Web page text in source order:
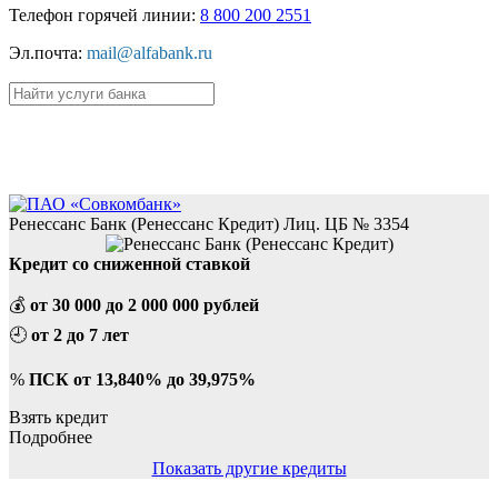
Телефон горячей линии: 8 800 200 2551
Эл.почта: mail@alfabank.ru
Ренессанс Банк (Ренессанс Кредит) Лиц. ЦБ № 3354
Кредит со сниженной ставкой
💰 от 30 000 до 2 000 000 рублей
🕘 от 2 до 7 лет
% ПСК от 13,840% до 39,975%
Взять кредит
Подробнее
Показать другие кредиты